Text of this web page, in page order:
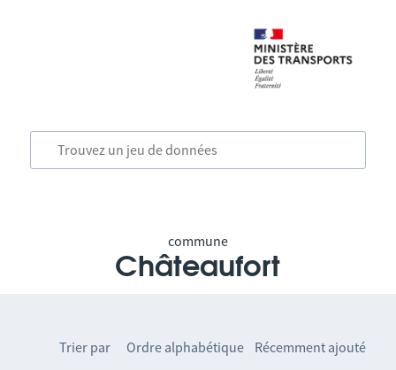
commune
Châteaufort
Trier par Ordre alphabétique Récemment ajouté